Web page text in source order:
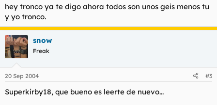
hey tronco ya te digo ahora todos son unos geis menos tu
y yo tronco.
snow
Freak
20 Sep 2004 #3
Superkirby18, que bueno es leerte de nuevo...